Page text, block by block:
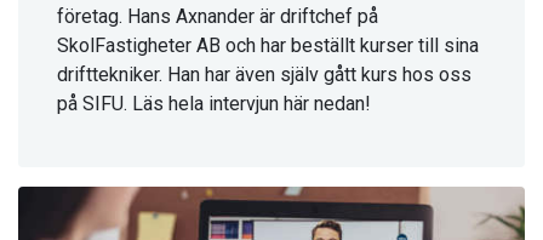
företag. Hans Axnander är driftchef på
SkolFastigheter AB och har beställt kurser till sina
drifttekniker. Han har även själv gått kurs hos oss
på SIFU. Läs hela intervjun här nedan!